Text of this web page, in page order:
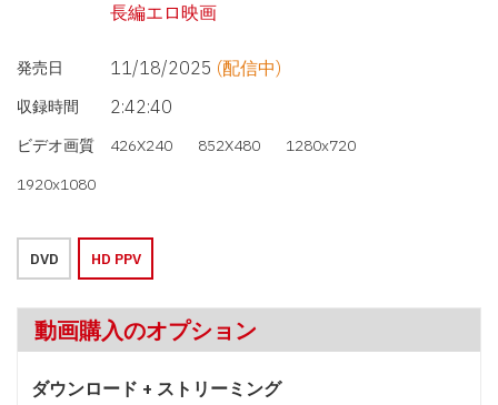
長編エロ映画
発売日 11/18/2025 (配信中)
収録時間 2:42:40
ビデオ画質 426X240 852X480
1280x720
1920x1080
DVD HD PPV
動画購入のオプション
ダウンロード + ストリーミング